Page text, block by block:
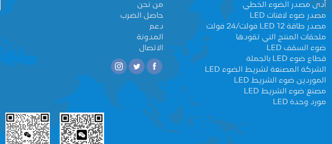
أدى مصدر الضوء الخطي
مصدر ضوء لافتات LED
مصدر طاقة LED 12 فولت/24 فولت
ملحقات المنتج التي تقودها
ضوء السقف LED
قطاع ضوء LED بالجملة
الشركة المصنعة لشريط الضوء LED
الموردين ضوء الشريط LED
مصنع ضوء الشريط LED
مورد وحدة LED
من نحن
حاصل الضرب
دعم
المدونة
الاتصال